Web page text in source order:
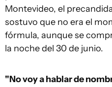
Montevideo, el
sostuvo que no era el
fórmula, aunque se
la noche del 30 de junio.
"No voy a hablar de